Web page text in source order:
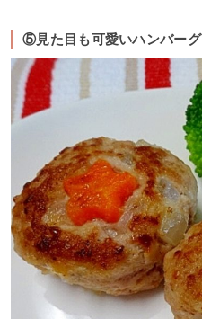
⑤見た目も可愛いハンバーグ